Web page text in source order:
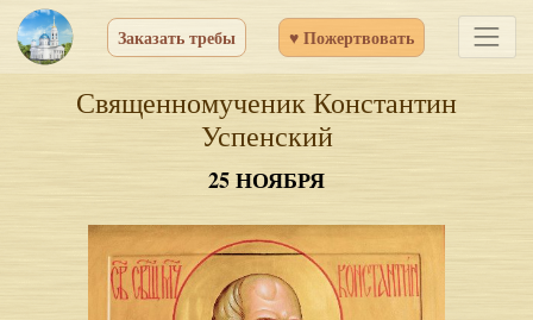
Заказать требы ♥ Пожертвовать
Священномученик Константин
Успенский
25 НОЯБРЯ